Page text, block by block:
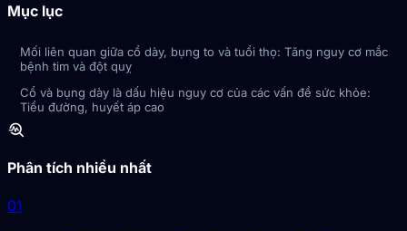
Mục lục
Mối liên quan giữa cổ dày, bụng to và tuổi thọ: Tăng nguy cơ mắc
bệnh tim và đột quỵ
Cổ và bụng dày là dấu hiệu nguy cơ của các vấn đề sức khỏe:
Tiểu đường, huyết áp cao
troubleshoot
Phân tích nhiều nhất
01